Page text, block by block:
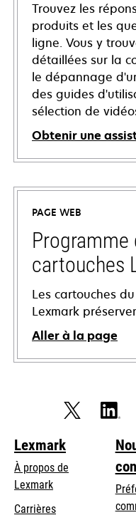
Trouvez les
produits et les
ligne. Vous y
détaillées sur la
le dépannage
des guides
sélection de
Obtenir une
s’ouvre
dans
nouvel
onglet
PAGE WEB
cartouches
Les cartouches
Lexmark
Aller à la page
Lexmark
À propos de
Lexmark
Carrières